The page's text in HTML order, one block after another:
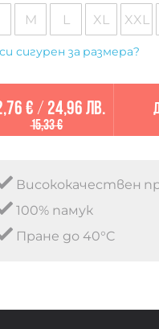
M L XL XXL
сигурен за размера?
€ / 24,96 лв.
15,33 €
Висококачествен
100% памук
Пране до 40°C